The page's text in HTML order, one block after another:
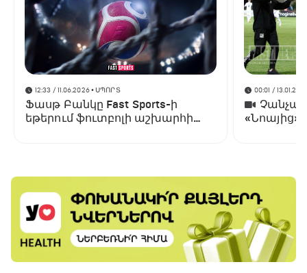
12:33 / 11.06.2026• ՍՊՈՐՏ
Ֆասթ Բանկը Fast Sports-ի
եթերում ֆուտբոլի աշխարհի
00:01 /
«Նոայից»